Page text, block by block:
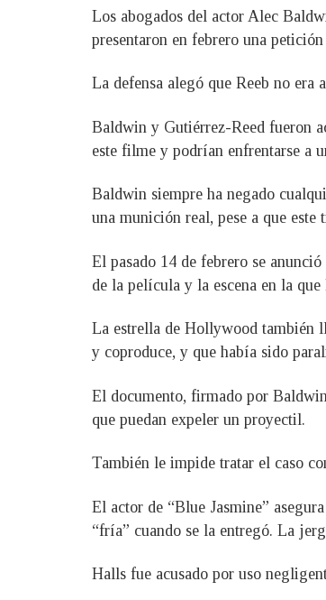
Los abogados del actor Alec
presentaron en febrero una
La defensa alegó que Reeb no era
Baldwin y Gutiérrez-Reed fueron
este filme y podrían enfrentarse a
Baldwin siempre ha negado
una munición real, pese a que
El pasado 14 de febrero se
de la película y la escena en la
La estrella de Hollywood también
y coproduce, y que había sido
El documento, firmado por
que puedan expeler un proyectil.
También le impide tratar el caso
El actor de “Blue Jasmine”
“fría” cuando se la entregó. La
Halls fue acusado por uso